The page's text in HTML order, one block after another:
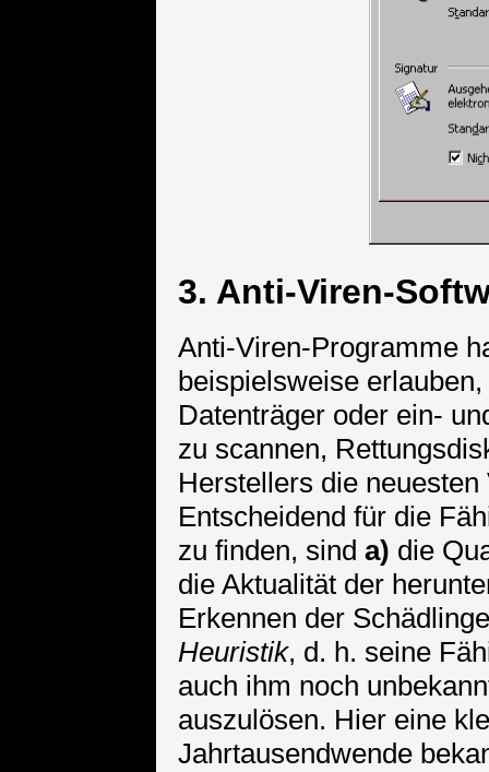
3. Anti-Viren-
Anti-Viren-Programme
beispielsweise
Datenträger oder ein-
zu scannen,
Herstellers die
Entscheidend für die
zu finden, sind a) die
die Aktualität der
Erkennen der
Heuristik, d. h. seine
auch ihm noch
auszulösen. Hier eine
Jahrtausendwende